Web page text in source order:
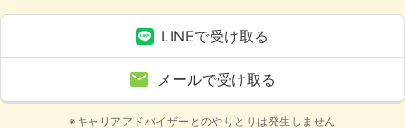
LINEで受け取る
メールで受け取る
※キャリアアドバイザーとのやりとりは発生しません